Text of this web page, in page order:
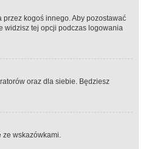
kogoś innego. Aby pozostawać
widzisz tej opcji podczas logowania
oraz dla siebie. Będziesz
ze wskazówkami.